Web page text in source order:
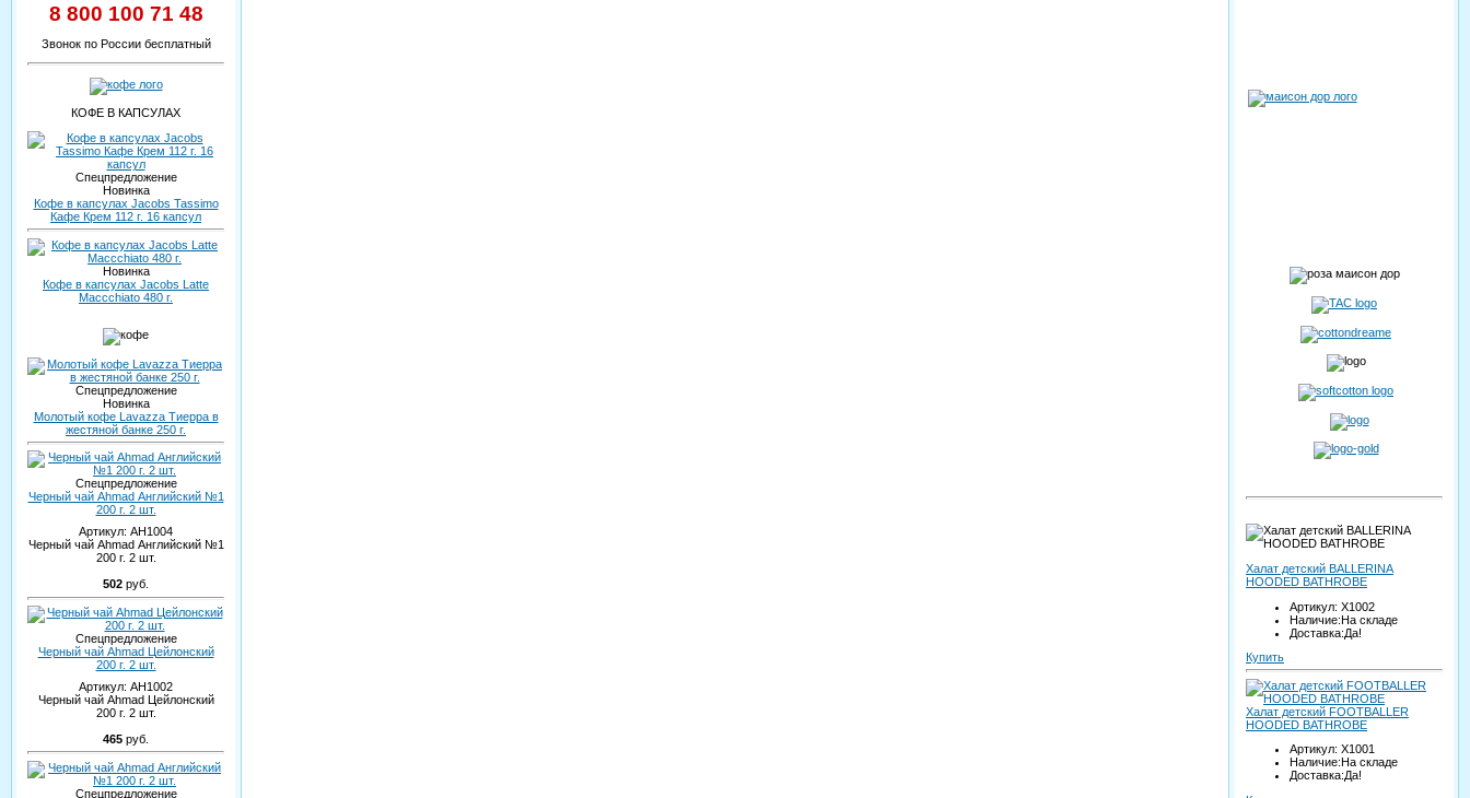
8 800 100 71 48
Звонок по России бесплатный
КОФЕ В КАПСУЛАХ
Спецпредложение
Новинка
Кофе в капсулах Jacobs Tassimo
Кафе Крем 112 г. 16 капсул
Новинка
Кофе в капсулах Jacobs Latte
Maccchiato 480 г.
Спецпредложение
Новинка
Молотый кофе Lavazza Тиерра в
жестяной банке 250 г.
Спецпредложение
Черный чай Ahmad Английский №1
200 г. 2 шт.
Артикул: AH1004
Черный чай Ahmad Английский №1
200 г. 2 шт.
502 руб.
Спецпредложение
Черный чай Ahmad Цейлонский
200 г. 2 шт.
Артикул: AH1002
Черный чай Ahmad Цейлонский
200 г. 2 шт.
465 руб.
Спецпредложение
Халат детский BALLERINA
HOODED BATHROBE
Артикул: X1002
Наличие:На складе
Доставка:Да!
Купить
Халат детский FOOTBALLER
HOODED BATHROBE
Артикул: X1001
Наличие:На складе
Доставка:Да!